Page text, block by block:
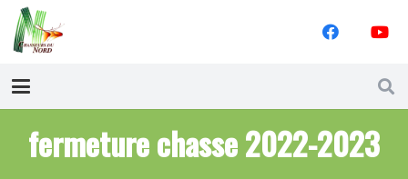
fermeture chasse 2022-2023